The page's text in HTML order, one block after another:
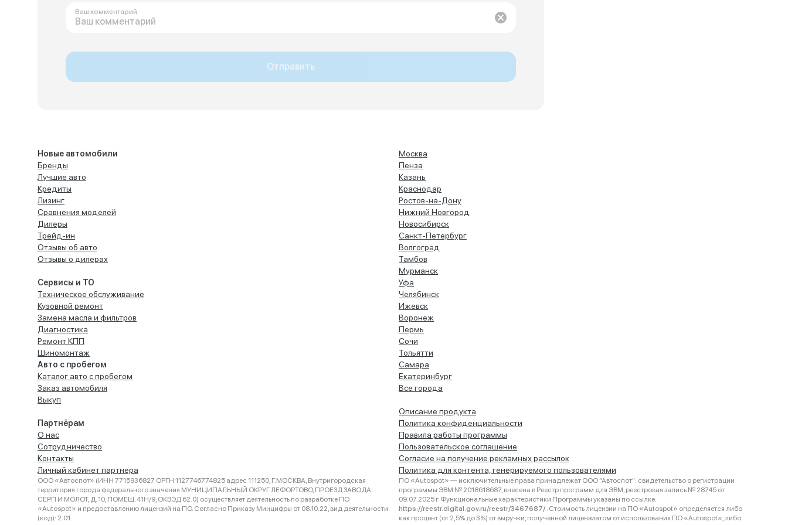
Ваш комментарий
Отправить
Новые автомобили
Бренды
Лучшие авто
Кредиты
Лизинг
Сравнения моделей
Дилеры
Трейд-ин
Отзывы об авто
Отзывы о дилерах
Сервисы и ТО
Техническое обслуживание
Кузовной ремонт
Замена масла и фильтров
Диагностика
Ремонт КПП
Шиномонтаж
Авто с пробегом
Каталог авто с пробегом
Заказ автомобиля
Выкуп
Партнёрам
О нас
Сотрудничество
Контакты
Личный кабинет партнера
Москва
Пенза
Казань
Краснодар
Ростов-на-Дону
Нижний Новгород
Новосибирск
Санкт-Петербург
Волгоград
Тамбов
Мурманск
Уфа
Челябинск
Ижевск
Воронеж
Пермь
Сочи
Тольятти
Самара
Екатеринбург
Все города
Описание продукта
Политика конфиденциальности
Правила работы программы
Пользовательское соглашение
Согласие на получение рекламных рассылок
Политика для контента, генерируемого пользователями
ООО «Автоспот» (ИНН 7715936827 ОРГН 1127746774825 адрес 111250, Г.МОСКВА, Внутригородская
территория города федерального значения МУНИЦИПАЛЬНЫЙ ОКРУГ ЛЕФОРТОВО, ПРОЕЗД ЗАВОДА
СЕРП И МОЛОТ, Д. 10, ПОМЕЩ. 41Н/9, ОКВЭД 62.0) осуществляет деятельность по разработке ПО
«Autospot» и предоставлению лицензий на ПО. Согласно Приказу Минцифры от 08.10.22, вид деятельности
(код): 2.01.
ПО «Autospot» — исключительные права принадлежат ООО "Автоспот": свидетельство о регистрации
программы ЭВМ № 2018618687, внесена в Реестр программ для ЭВМ, реестровая запись № 28745 от
09.07.2025 г. Функциональные характеристики Программы указаны по ссылке:
https://reestr.digital.gov.ru/reestr/3467687/ . Стоимость лицензии на ПО «Autospot» определяется либо
как процент (от 2,5% до 3%) от выручки, полученной лицензиатом от использования ПО «Autospot», либо